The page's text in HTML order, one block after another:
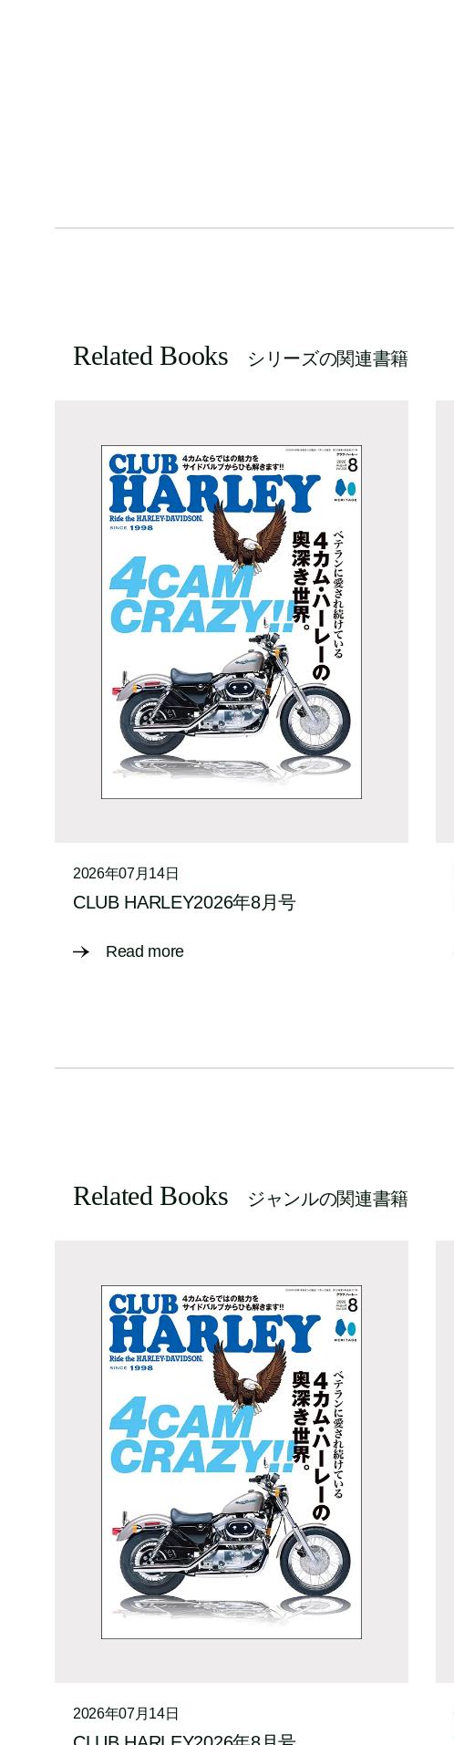
Related Books シリーズの関連書籍
2026年07月14日
CLUB HARLEY2026年8月号
Read more
Related Books ジャンルの関連書籍
2026年07月14日